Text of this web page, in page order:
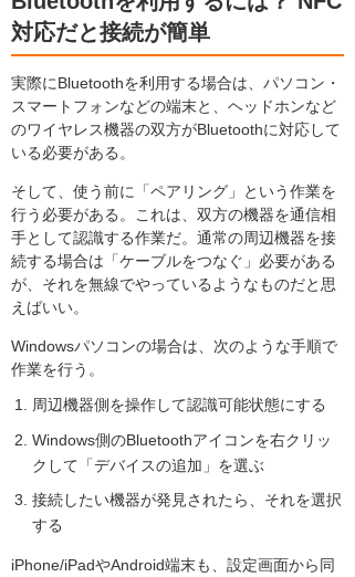
対応だと接続が簡単
実際にBluetoothを利用する場合は、パソコン・
スマートフォンなどの端末と、ヘッドホンなど
のワイヤレス機器の双方がBluetoothに対応して
いる必要がある。
そして、使う前に「ペアリング」という作業を
行う必要がある。これは、双方の機器を通信相
手として認識する作業だ。通常の周辺機器を接
続する場合は「ケーブルをつなぐ」必要がある
が、それを無線でやっているようなものだと思
えばいい。
Windowsパソコンの場合は、次のような手順で
作業を行う。
周辺機器側を操作して認識可能状態にする
Windows側のBluetoothアイコンを右クリッ
クして「デバイスの追加」を選ぶ
接続したい機器が発見されたら、それを選択
する
iPhone/iPadやAndroid端末も、設定画面から同